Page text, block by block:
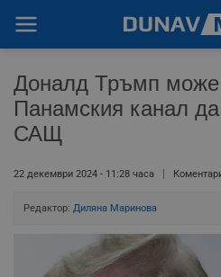
Доналд Тръмп може
Панамския канал
САЩ
22 декември 2024 - 11:28 часа
Редактор: Диляна Маринова